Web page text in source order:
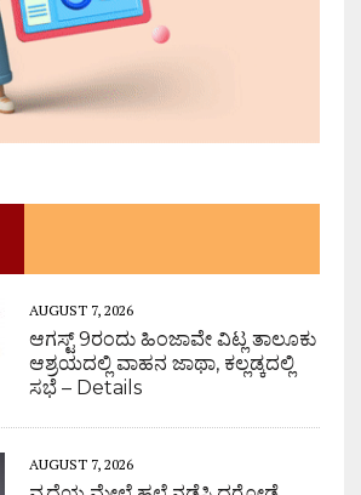
AUGUST 7, 2026
ಆಗಸ್ಟ್ 9ರಂದು ಹಿಂಜಾವೇ ವಿಟ್ಲ ತಾಲೂಕು
ಆಶ್ರಯದಲ್ಲಿ ವಾಹನ ಜಾಥಾ, ಕಲ್ಲಡ್ಕದಲ್ಲಿ
ಸಭೆ – Details
AUGUST 7, 2026